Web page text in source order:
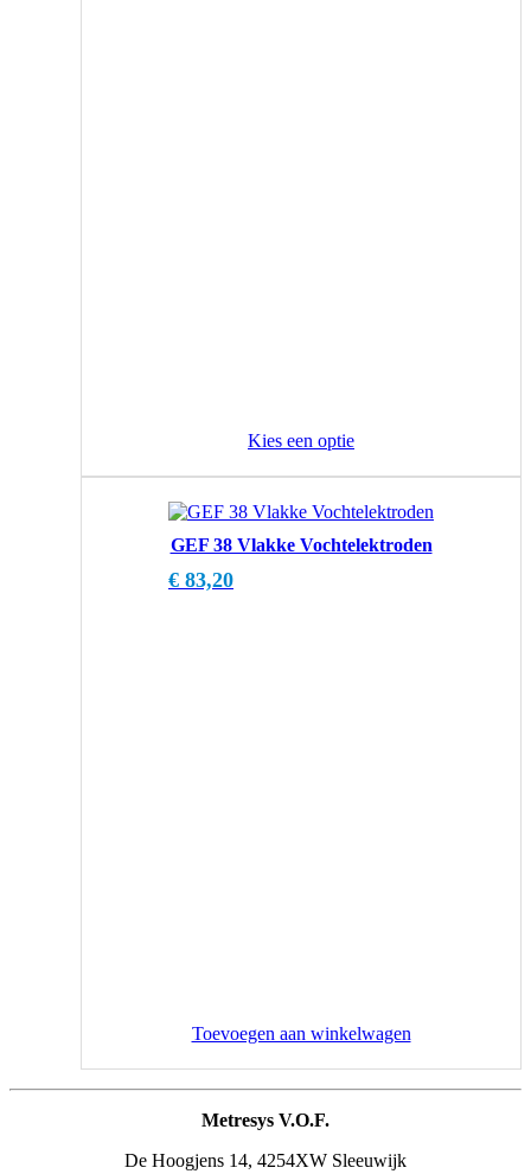
Kies een optie
GEF 38 Vlakke Vochtelektroden
€ 83,20
Toevoegen aan winkelwagen
Metresys V.O.F.
De Hoogjens 14, 4254XW Sleeuwijk